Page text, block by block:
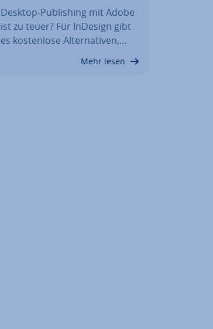
Desktop-Pu­bli­shing mit Adobe
ist zu teuer? Für InDesign gibt
es kos­ten­lo­se Al­ter­na­ti­ven,…
Mehr lesen